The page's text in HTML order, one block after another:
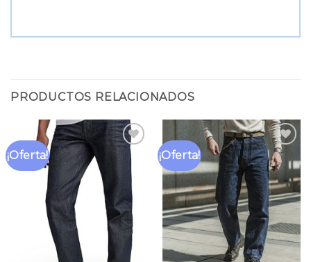
PRODUCTOS RELACIONADOS
¡Oferta!
Añadir
lista
deseos
¡Oferta!
Añadir
a la
lista
de
deseos